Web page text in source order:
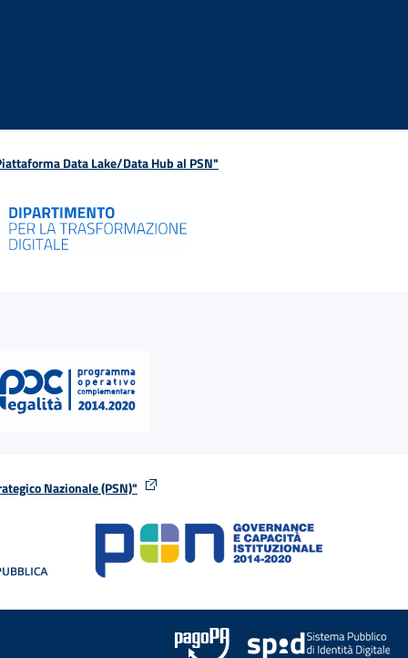
Data Lake/Data Hub al PSN"
Nazionale (PSN)"
stessa finestra